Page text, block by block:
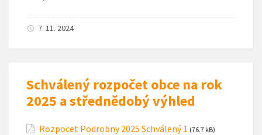
7. 11. 2024
Schválený rozpočet obce na rok
2025 a střednědobý výhled
Rozpocet Podrobny 2025 Schválený 1 (76.7 kB)